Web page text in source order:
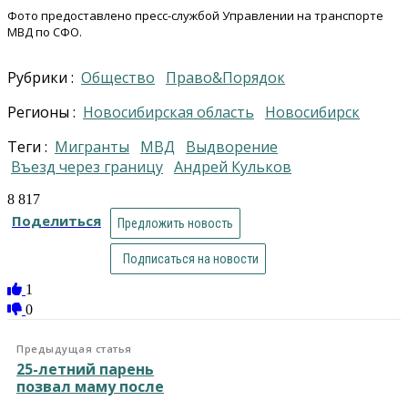
Фото предоставлено пресс-службой Управлении на транспорте
МВД по СФО.
Рубрики : Общество
Право&Порядок
Регионы :
Новосибирская область
Новосибирск
Теги :
Мигранты МВД
выдворение
въезд через границу
Андрей Кульков
8 817
Поделиться Предложить новость
Подписаться на новости
1
0
Предыдущая статья
25-летний парень
позвал маму после